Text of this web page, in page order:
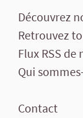
Découvrez
Retrouvez
Flux RSS
Qui
Contact